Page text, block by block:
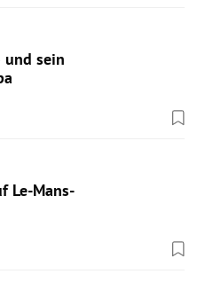
und sein
Le-Mans-